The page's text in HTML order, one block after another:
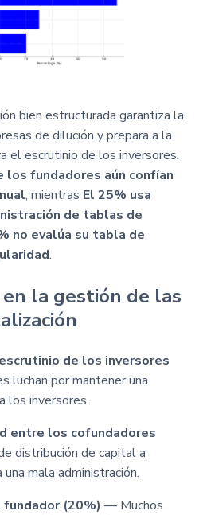
bien estructurada garantiza la
de dilución y prepara a la
el escrutinio de los inversores.
los fundadores aún confían
, mientras El 25% usa
de tablas de
no evalúa su tabla de
.
la gestión de las
de los inversores
luchan por mantener una
los inversores.
entre los cofundadores
distribución de capital a
mala administración.
(20%) — Muchos